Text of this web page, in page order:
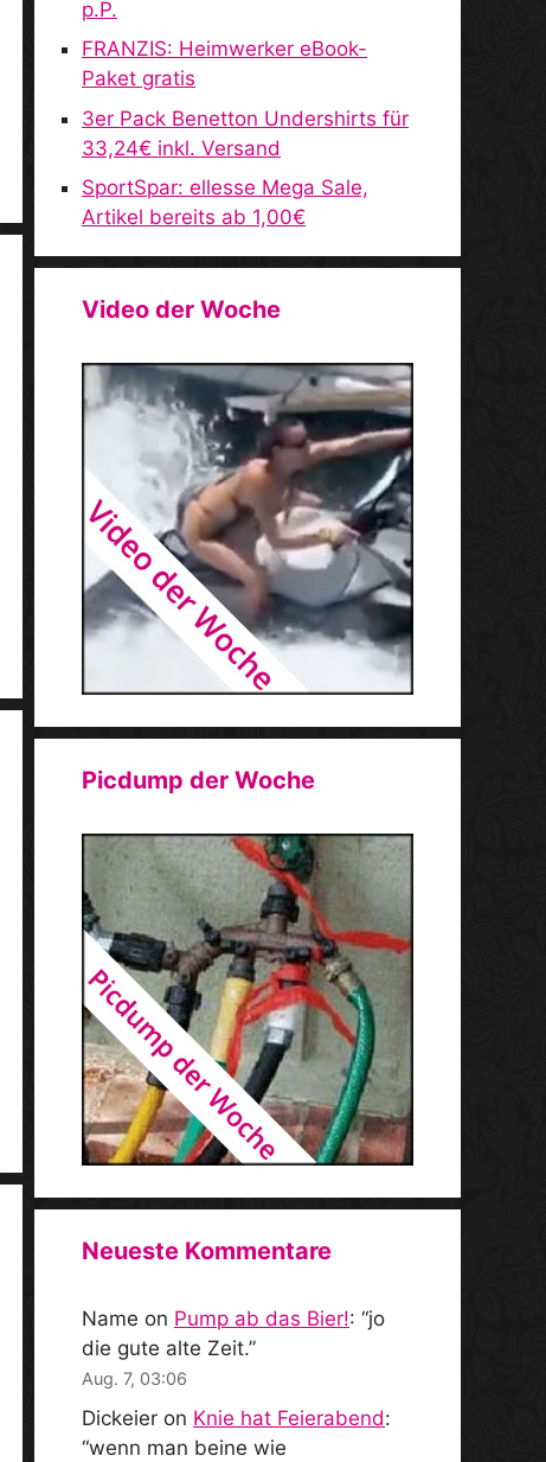
p.P.
FRANZIS: Heimwerker eBook-
Paket gratis
3er Pack Benetton Undershirts für
33,24€ inkl. Versand
SportSpar: ellesse Mega Sale,
Artikel bereits ab 1,00€
Video der Woche
Picdump der Woche
Neueste Kommentare
Name on Pump ab das Bier!: “jo
die gute alte Zeit.”
Aug. 7, 03:06
Dickeier on Knie hat Feierabend:
“wenn man beine wie